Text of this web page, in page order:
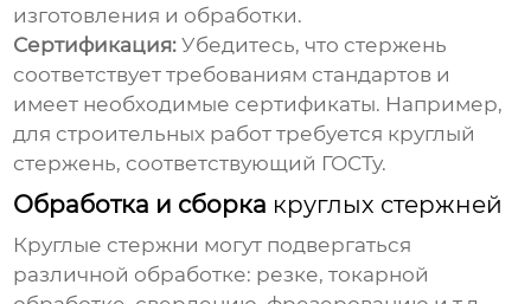
изготовления и обработки.
Сертификация: Убедитесь, что стержень
соответствует требованиям стандартов и
имеет необходимые сертификаты. Например,
для строительных работ требуется круглый
стержень, соответствующий ГОСТу.
Обработка и сборка круглых стержней
Круглые стержни могут подвергаться
различной обработке: резке, токарной